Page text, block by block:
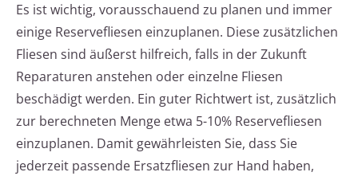
Es ist wichtig, vorausschauend zu planen und immer
einige Reservefliesen einzuplanen. Diese zusätzlichen
Fliesen sind äußerst hilfreich, falls in der Zukunft
Reparaturen anstehen oder einzelne Fliesen
beschädigt werden. Ein guter Richtwert ist, zusätzlich
zur berechneten Menge etwa 5-10% Reservefliesen
einzuplanen. Damit gewährleisten Sie, dass Sie
jederzeit passende Ersatzfliesen zur Hand haben,